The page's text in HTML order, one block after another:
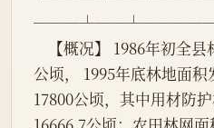
公顷， 1995年底林地面积
17800公顷，其中用材防